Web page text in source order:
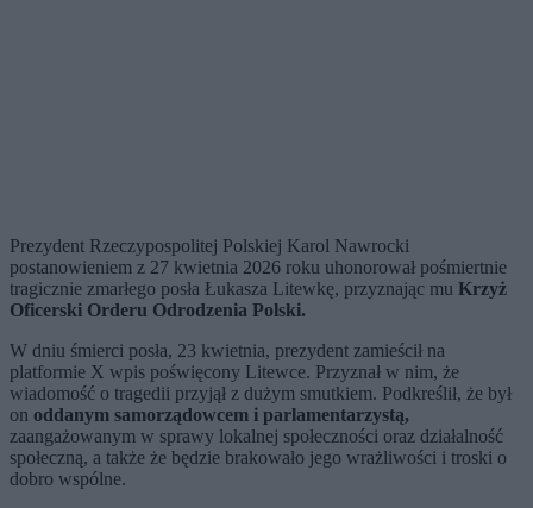
Prezydent Rzeczypospolitej Polskiej Karol Nawrocki
postanowieniem z 27 kwietnia 2026 roku uhonorował pośmiertnie
tragicznie zmarłego posła Łukasza Litewkę, przyznając mu Krzyż
Oficerski Orderu Odrodzenia Polski.
W dniu śmierci posła, 23 kwietnia, prezydent zamieścił na
platformie X wpis poświęcony Litewce. Przyznał w nim, że
wiadomość o tragedii przyjął z dużym smutkiem. Podkreślił, że był
on oddanym samorządowcem i parlamentarzystą,
zaangażowanym w sprawy lokalnej społeczności oraz działalność
społeczną, a także że będzie brakowało jego wrażliwości i troski o
dobro wspólne.